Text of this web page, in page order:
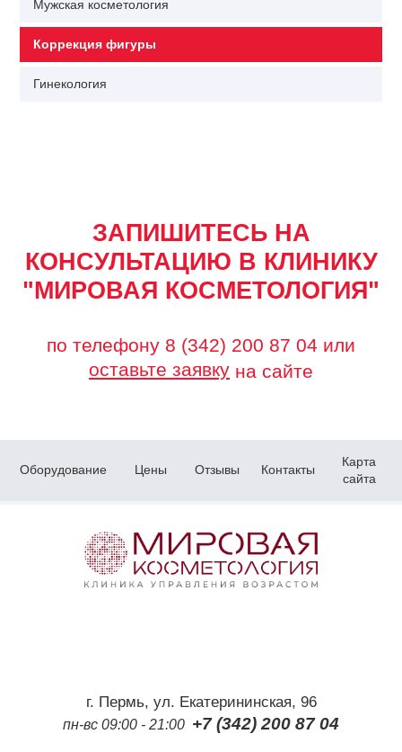
Мужская косметология
Коррекция фигуры
Гинекология
ЗАПИШИТЕСЬ НА
КОНСУЛЬТАЦИЮ В КЛИНИКУ
"МИРОВАЯ КОСМЕТОЛОГИЯ"
по телефону 8 (342) 200 87 04 или
оставьте заявку на сайте
Оборудование Цены Отзывы Контакты
Карта
сайта
г. Пермь, ул. Екатерининская, 96
пн-вс 09:00 - 21:00 +7 (342) 200 87 04